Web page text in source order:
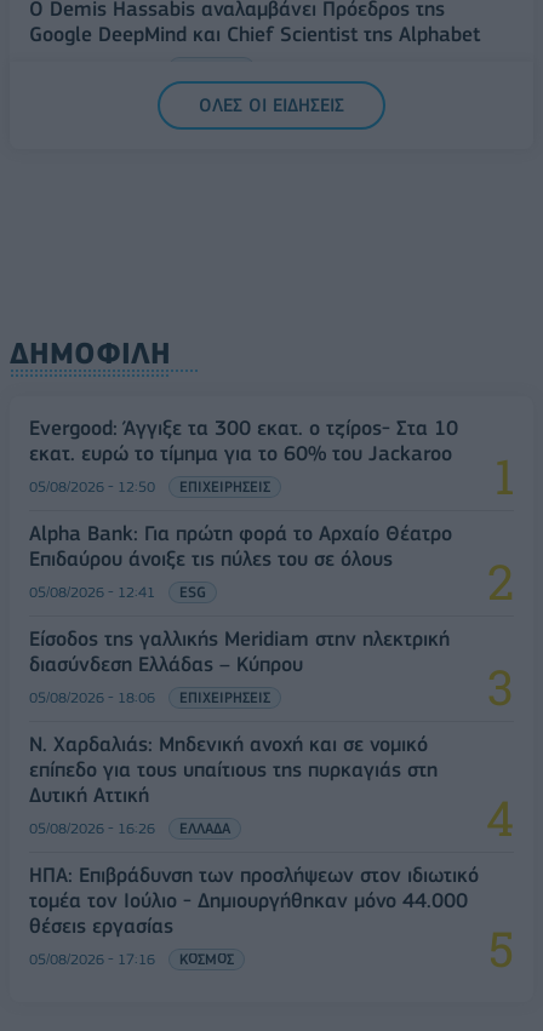
Ο Demis Hassabis αναλαμβάνει Πρόεδρος της
Google DeepMind και Chief Scientist της Alphabet
ΟΛΕΣ ΟΙ ΕΙΔΗΣΕΙΣ
ΔΗΜΟΦΙΛΗ
Evergood: Άγγιξε τα 300 εκατ. ο τζίρος- Στα 10
εκατ. ευρώ το τίμημα για το 60% του Jackaroo
05/08/2026 - 12:50 ΕΠΙΧΕΙΡΗΣΕΙΣ
Alpha Bank: Για πρώτη φορά το Αρχαίο Θέατρο
Επιδαύρου άνοιξε τις πύλες του σε όλους
05/08/2026 - 12:41 ESG
Είσοδος της γαλλικής Meridiam στην ηλεκτρική
διασύνδεση Ελλάδας – Κύπρου
05/08/2026 - 18:06 ΕΠΙΧΕΙΡΗΣΕΙΣ
Ν. Χαρδαλιάς: Μηδενική ανοχή και σε νομικό
επίπεδο για τους υπαίτιους της πυρκαγιάς στη
Δυτική Αττική
05/08/2026 - 16:26 ΕΛΛΑΔΑ
ΗΠΑ: Επιβράδυνση των προσλήψεων στον ιδιωτικό
τομέα τον Ιούλιο - Δημιουργήθηκαν μόνο 44.000
θέσεις εργασίας
05/08/2026 - 17:16 ΚΟΣΜΟΣ